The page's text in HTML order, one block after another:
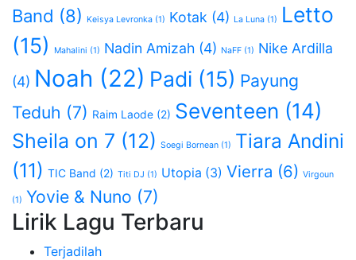
Band (8) Keisya Levronka (1) Kotak (4) La Luna (1)
Letto
(15)
Mahalini (1) Nadin Amizah (4) NaFF (1) Nike Ardilla
(4) Noah (22) Padi (15) Payung
Teduh (7) Raim Laode (2) Seventeen (14)
Sheila on 7 (12) Soegi Bornean (1) Tiara Andini
(11) TIC Band (2) Titi DJ (1) Utopia (3) Vierra (6) Virgoun
(1) Yovie & Nuno (7)
Lirik Lagu Terbaru
Terjadilah